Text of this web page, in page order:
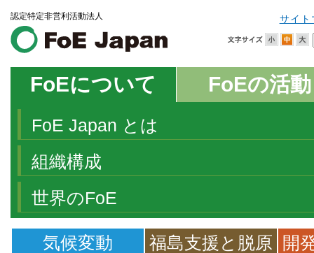
認定特定非営利活動法人 サイト
FoEについて FoEの活動
FoE Japan とは
組織構成
世界のFoE
気候変動
福島支援と脱原
開